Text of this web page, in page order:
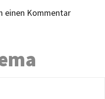
einen Kommentar